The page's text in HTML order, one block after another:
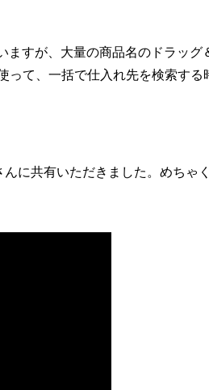
すが、大量の商品名のドラッ
て、一括で仕入れ先を検索する
に共有いただきました。めちゃ